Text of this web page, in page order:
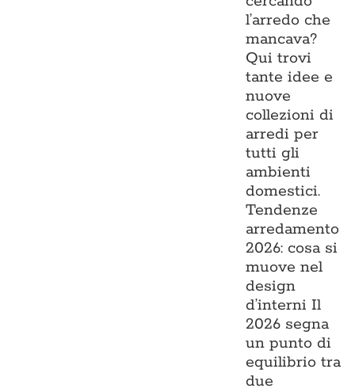
l’arredo che
mancava?
Qui trovi
tante idee e
nuove
collezioni di
arredi per
tutti gli
ambienti
domestici.
Tendenze
arredamento
2026: cosa si
muove nel
design
d’interni Il
2026 segna
un punto di
equilibrio tra
due